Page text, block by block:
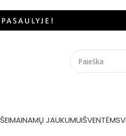
ŠEIMAINAMŲ JAUKUMUIŠVENTĖMS